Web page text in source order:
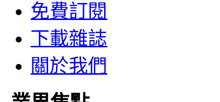
免費訂閱
下載雜誌
關於我們